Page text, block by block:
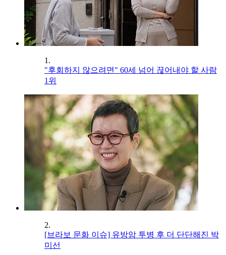
1.
"후회하지 않으려면" 60세 넘어 끊어내야 할 사람
1위
2.
[브라보 문화 이슈] 유방암 투병 후 더 단단해진 박
미선